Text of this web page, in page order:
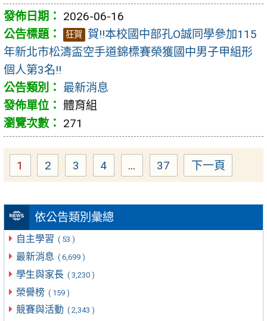
依公告類別彙總
自主學習 ( 53 )
最新消息 ( 6,699 )
學生與家長 ( 3,230 )
榮譽榜 ( 159 )
競賽與活動 ( 2,343 )
2026-06-16
狂賀 賀!!本校國中部孔O誠同學參加115
年新北市松濤盃空手道錦標賽榮獲國中男子甲組形
個人第3名!!
最新消息
體育組
271
Page
1 Page
2 Page
3 Page
4 ... Page
37 下一頁